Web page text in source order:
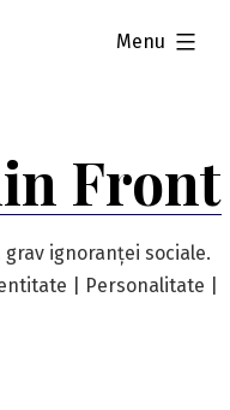
Front
ignoranței sociale.
| Personalitate |
Menu
expanded